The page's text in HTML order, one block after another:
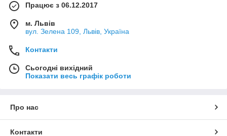
Працює з 06.12.2017
м. Львів
вул. Зелена 109, Львів, Україна
Контакти
Сьогодні вихідний
Показати весь графік роботи
Про нас
Контакти